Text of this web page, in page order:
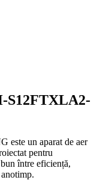
S12FTXLA2-
este un aparat de aer
pentru
între eficiență,